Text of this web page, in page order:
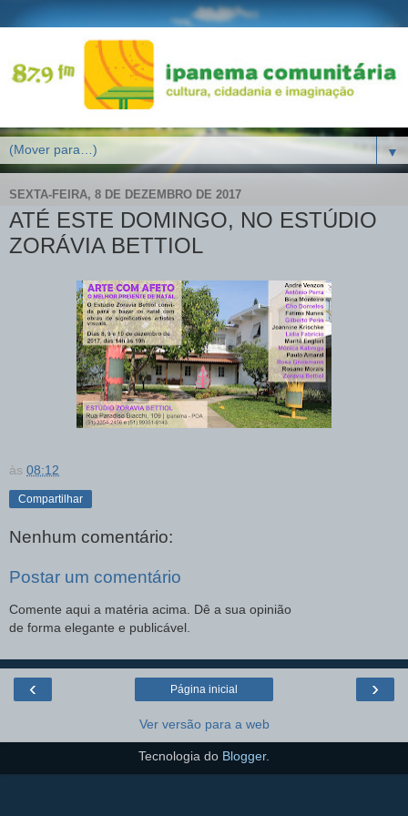
▼
SEXTA-FEIRA, 8 DE DEZEMBRO DE 2017
ATÉ ESTE DOMINGO, NO ESTÚDIO
ZORÁVIA BETTIOL
às 08:12
Compartilhar
Nenhum comentário:
Postar um comentário
Comente aqui a matéria acima. Dê a sua opinião
de forma elegante e publicável.
‹ ›
Página inicial
Ver versão para a web
Tecnologia do Blogger.